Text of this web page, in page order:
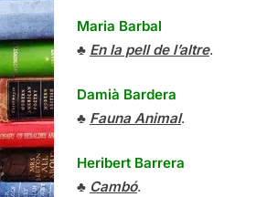
Maria Barbal
♣ En la pell de l’altre.
Damià Bardera
♣ Fauna Animal.
Heribert Barrera
♣ Cambó.